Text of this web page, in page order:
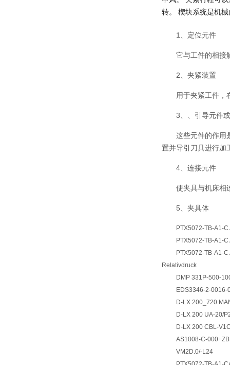
转。 楔块系统是机
1、定位元件
它与工件的相接
2、夹紧装置
用于夹紧工件，
3、、引导元件
这些元件的作用
置并导引刀具进行加
4、连接元件
使夹具与机床相
5、夹具体
PTX5072-TB-A1-
PTX5072-TB-A1-
PTX5072-TB-A1-
Relativdruck
DMP 331P-500-
EDS3346-2-0016-
D-LX 200_720
D-LX 200 UA-20/
D-LX 200 CBL-
AS1008-C-
VM2D.0/-L24